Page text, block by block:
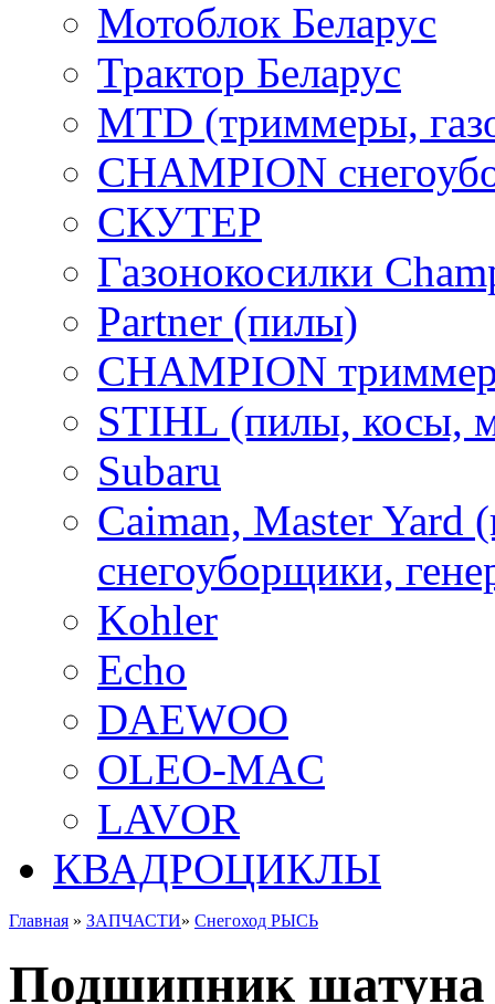
Мотоблок Беларус
Трактор Беларус
MTD (триммеры,
CHAMPION
СКУТЕР
Газонокосилки
Partner (пилы)
CHAMPION
STIHL (пилы, косы,
Subaru
Caiman, Master Yard
снегоуборщики,
Kohler
Echo
DAEWOO
OLEO-MAC
LAVOR
КВАДРОЦИКЛЫ
Главная » ЗАПЧАСТИ» Снегоход РЫСЬ
Подшипник шатуна